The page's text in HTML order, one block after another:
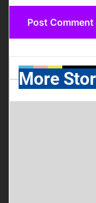
More